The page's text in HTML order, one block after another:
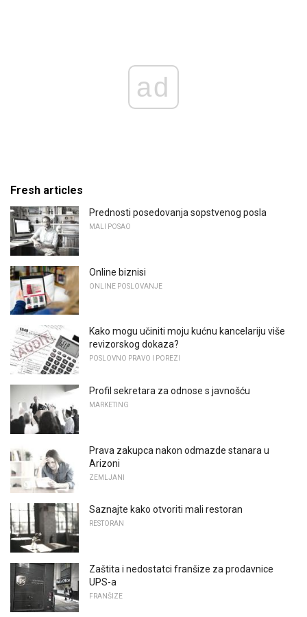
ad
Fresh articles
Prednosti posedovanja sopstvenog posla
MALI POSAO
Online biznisi
ONLINE POSLOVANJE
Kako mogu učiniti moju kućnu kancelariju više
revizorskog dokaza?
POSLOVNO PRAVO I POREZI
Profil sekretara za odnose s javnošću
MARKETING
Prava zakupca nakon odmazde stanara u
Arizoni
ZEMLJANI
Saznajte kako otvoriti mali restoran
RESTORAN
Zaštita i nedostatci franšize za prodavnice
UPS-a
FRANŠIZE